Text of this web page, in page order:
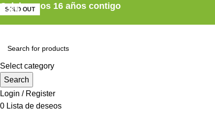
Celebramos 16 años contigo
Select category
Search
Login / Register
0 Lista de deseos
SOLD OUT
-32%
-32%
-32%